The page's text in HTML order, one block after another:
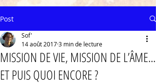
Post
MISSION DE VIE, MISSION DE L’ÂME...
ET PUIS QUOI ENCORE ?
Sof'
14 août 20173 min de lecture